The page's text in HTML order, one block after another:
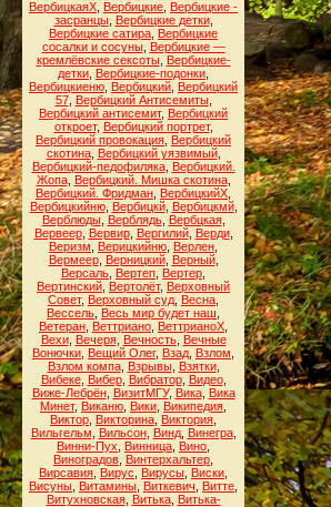
ВербицкаяХ Вербицкие Вербицкие -
засранцы, Вербицкие детки,
Вербицкие сатира Вербицкие
сосалки и сосуны, Вербицкие —
кремлёвские сексоты, Вербицкие-
детки Вербицкие-подонки
Вербицкиеню Вербицкий Вербицкий
57, Вербицкий Антисемиты,
Вербицкий антисемит, Вербицкий
откроет, Вербицкий портрет,
Вербицкий провокация Вербицкий
скотина, Вербицкий уязвимый,
Вербицкий-педофиляка, Вербицкий.
Жопа, Вербицкий. Мишка скотина,
Вербицкий. Фридман ВербицкийХ
Вербицкийню, Вербицкй, Вербицкмй,
Верблюды, Верблядь, Вербцкая,
Вервеер, Вервир, Вергилий, Верди,
Веризм
Верицкийню Верлен
Вермеер, Верницкий, Верный,
Версаль Вертеп Вертер
Вертинский Вертолёт, Верховный
Совет, Верховный суд Весна
Вессель Весь мир будет наш
Ветеран Веттриано ВеттрианоХ
Вехи, Вечеря, Вечность, Вечные
Вонючки Вещий Олег, Взад Взлом
Взлом компа, Взрывы, Взятки,
Вибеке, Вибер, Вибратор, Видео,
Виже-Лебрён, ВизитМГУ, Вика, Вика
Минет, Виканю Вики Википедия
Виктор Викторина Виктория
Вильгельм
Вильсон, Винд, Винегра,
Винни-Пух
Винница Вино
Виноградов Винтерхальтер
Вирсавия Вирус Вирусы Виски
Висуны Витамины Виткевич Витте
Витухновская, Витька, Витька-